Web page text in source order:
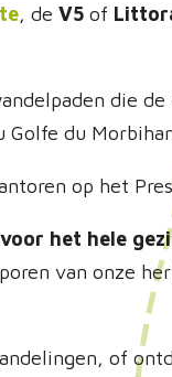
, de V5of
die
du
op het
het hele
van onze
of